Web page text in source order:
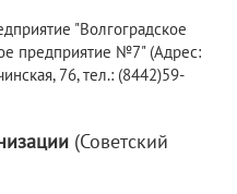
"Волгоградское
предприятие №7" (Адрес:
76, тел.: (8442)59-
(Советский